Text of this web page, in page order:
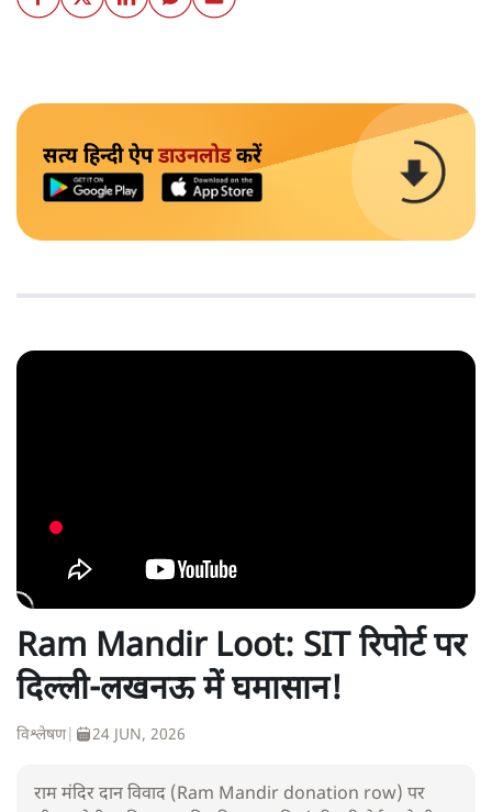
सत्य हिन्दी ऐपडाउनलोडकरें
Ram Mandir Loot: SIT रिपोर्ट पर
दिल्ली-लखनऊ में घमासान!
विश्लेषण| 24 JUN, 2026
राम मंदिर दान विवाद (Ram Mandir donation row) पर